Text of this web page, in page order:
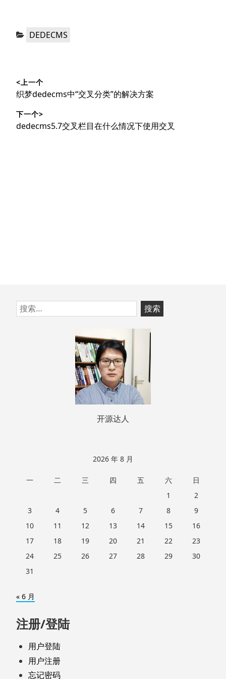
分
DEDECMS
章
导
航
<上一个
上
文
章：
织梦dedecms中“交叉分类”的解决方案
下一个>
下
dedecms5.7交叉栏目在什么情况下使用交叉
跳
至
搜
索：
开源达人
2026 年 8 月
一 二 三 四 五 六
日
1
2
3
4 5 6 7 8
9
10
11 12 13 14 15
16
17
18 19 20 21 22
23
24
25 26 27 28 29
30
31
« 6 月
注册/登陆
用户登陆
用户注册
忘记密码